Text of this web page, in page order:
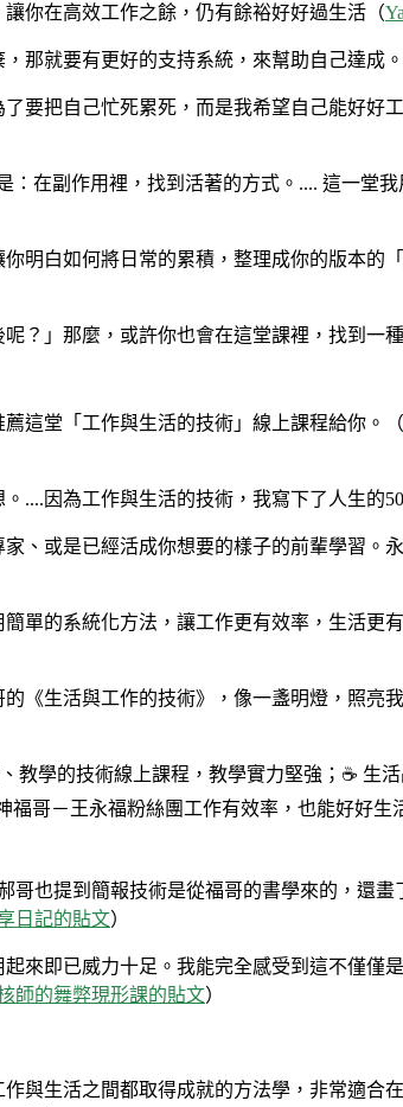
你在高效工作之餘，仍有餘裕好好過生活（
那就要有更好的支持系統，來幫助自己達成
要把自己忙死累死，而是我希望自己能好好
在副作用裡，找到活著的方式。.... 這一堂
白如何將日常的累積，整理成你的版本的
？」那麼，或許你也會在這堂課裡，找到一
這堂「工作與生活的技術」線上課程給你。（
....因為工作與生活的技術，我寫下了人生的
、或是已經活成你想要的樣子的前輩學習。
單的系統化方法，讓工作更有效率，生活更
《生活與工作的技術》，像一盞明燈，照亮
學的技術線上課程，教學實力堅強；☕ 生
哥－王永福粉絲團工作有效率，也能好好生
也提到簡報技術是從福哥的書學來的，還
日記的貼文）
來即已威力十足。我能完全感受到這不僅僅
師的舞弊現形課的貼文）
與生活之間都取得成就的方法學，非常適合